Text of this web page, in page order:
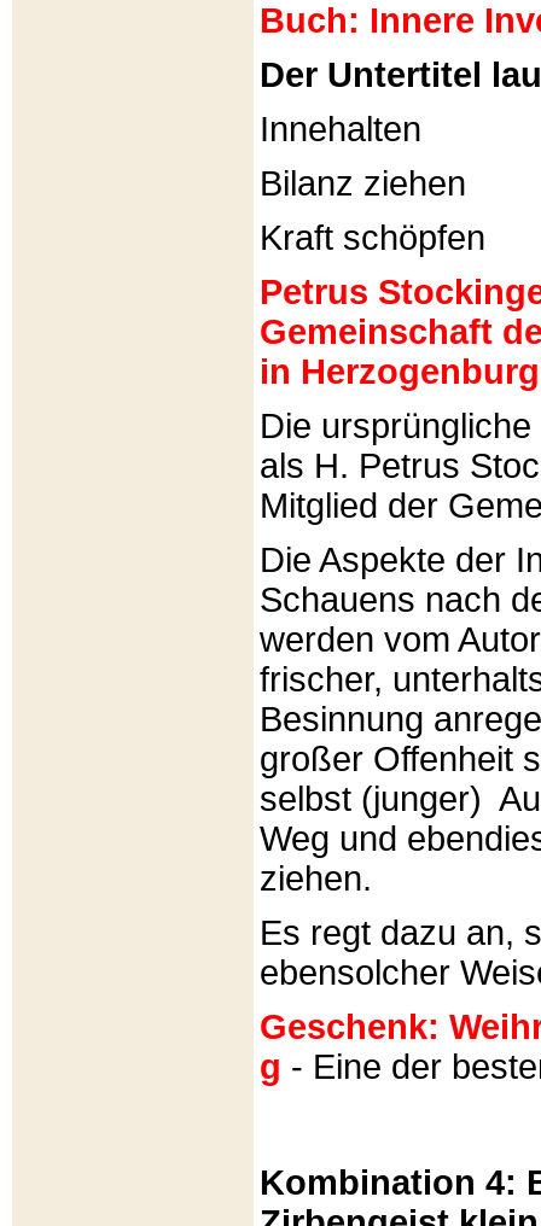
Buch: Innere
Der Untertitel
Innehalten
Bilanz ziehen
Kraft schöpfen
Petrus
Gemeinschaft
in
Die
als H. Petrus
Mitglied der
Die Aspekte der
Schauens nach
werden vom
frischer,
Besinnung
großer Offenheit
selbst (junger)
Weg und
ziehen.
Es regt dazu an,
ebensolcher
Geschenk:
g - Eine der
Kombination 4: